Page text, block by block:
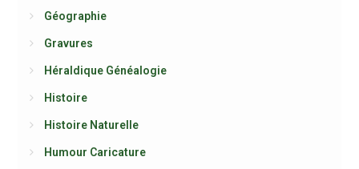
Géographie
Gravures
Héraldique Généalogie
Histoire
Histoire Naturelle
Humour Caricature